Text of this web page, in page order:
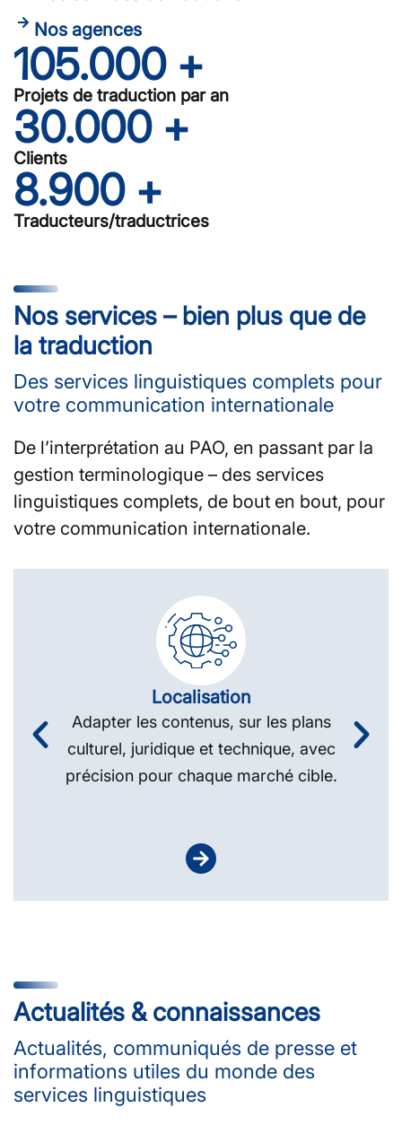
Nos agences
Projets de traduction par an
105.000 +
Clients
30.000 +
Traducteurs/traductrices
8.900 +
Nos services – bien plus que de
la traduction
Des services linguistiques complets pour
votre communication internationale
De l’interprétation au PAO, en passant par la
gestion terminologique – des services
linguistiques complets, de bout en bout, pour
votre communication internationale.
Localisation
Adapter les contenus, sur les plans
culturel, juridique et technique, avec
précision pour chaque marché cible.
Actualités & connaissances
Actualités, communiqués de presse et
informations utiles du monde des
services linguistiques